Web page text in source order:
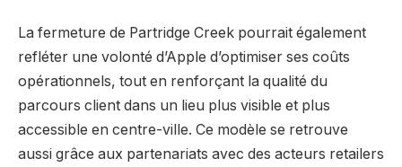
La fermeture de Partridge Creek pourrait également
refléter une volonté d’Apple d’optimiser ses coûts
opérationnels, tout en renforçant la qualité du
parcours client dans un lieu plus visible et plus
accessible en centre-ville. Ce modèle se retrouve
aussi grâce aux partenariats avec des acteurs retailers